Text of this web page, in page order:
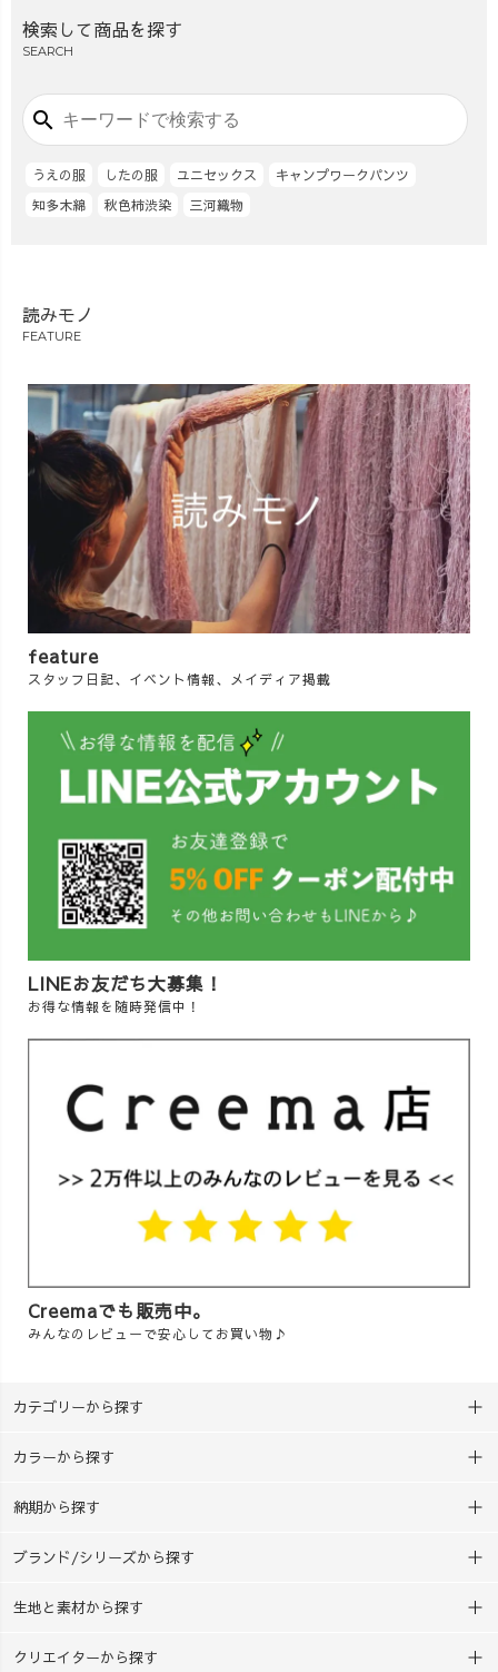
検索して商品を探す
SEARCH
search
うえの服 したの服 ユニセックス
キャンプワークパンツ
知多木綿
秋色柿渋染 三河織物
読みモノ
FEATURE
feature
スタッフ日記、イベント情報、メイディア掲載
LINEお友だち大募集！
お得な情報を随時発信中！
Creemaでも販売中。
みんなのレビューで安心してお買い物♪
カテゴリーから探す
カラーから探す
納期から探す
ブランド/シリーズから探す
生地と素材から探す
クリエイターから探す